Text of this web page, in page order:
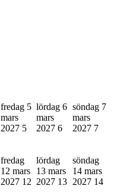
fredag 5
mars
2027 5
lördag 6
mars
2027 6
söndag 7
mars
2027 7
fredag
12 mars
2027 12
lördag
13 mars
2027 13
söndag
14 mars
2027 14